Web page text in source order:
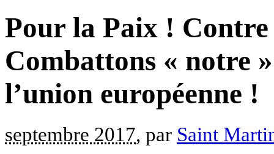
Pour la Paix !
Combattons « notre
l’union européenne !
septembre 2017, par Saint